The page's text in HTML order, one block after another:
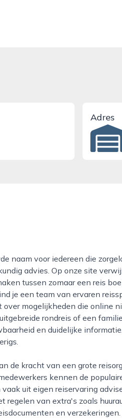
Adres
advies. Op onze site
tussen zomaar een reis
je een team van ervaren
mogelijkheden die online
rondreis of een
en duidelijke
kennen de
uit eigen reiservaring
regelen van extra's zoals
en